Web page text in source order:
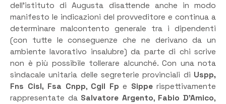
dell’istituto di Augusta disattende anche in modo
manifesto le indicazioni del provveditore e continua a
determinare malcontento generale tra i dipendenti
(con tutte le conseguenze che ne derivano da un
ambiente lavorativo insalubre) da parte di chi scrive
non è più possibile tollerare alcunché. Con una nota
sindacale unitaria delle segreterie provinciali di Uspp,
Fns Cisl, Fsa Cnpp, Cgil Fp e Sipperispettivamente
rappresentate da Salvatore Argento, Fabio D’Amico,